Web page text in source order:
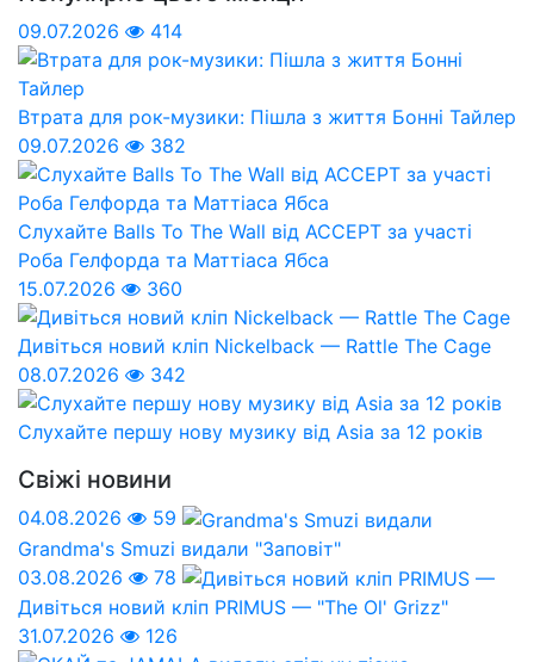
09.07.2026 414
Втрата для рок-музики: Пішла з життя Бонні Тайлер
09.07.2026
382
Слухайте Balls To The Wall від ACCEPT за участі
Роба Гелфорда та Маттіаса Ябса
15.07.2026
360
Дивіться новий кліп Nickelback — Rattle The Cage
08.07.2026
342
Слухайте першу нову музику від Asia за 12 років
Свіжі новини
04.08.2026
59
Grandma's Smuzi видали "Заповіт"
03.08.2026
78
Дивіться новий кліп PRIMUS — "The Ol' Grizz"
31.07.2026
126